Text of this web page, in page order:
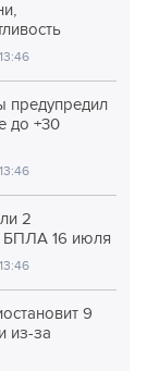
предупредил
до +30
2
БПЛА 16 июля
9
из-за